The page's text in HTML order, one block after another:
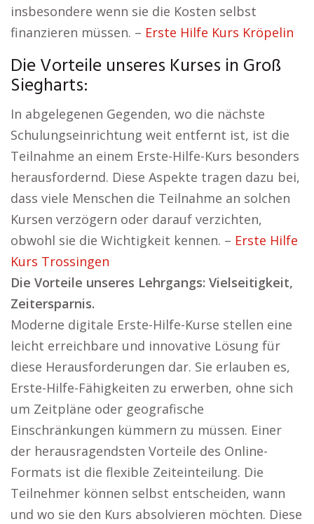
insbesondere wenn sie die Kosten selbst
finanzieren müssen. – Erste Hilfe Kurs Kröpelin
Die Vorteile unseres Kurses in Groß
Siegharts:
In abgelegenen Gegenden, wo die nächste
Schulungseinrichtung weit entfernt ist, ist die
Teilnahme an einem Erste-Hilfe-Kurs besonders
herausfordernd. Diese Aspekte tragen dazu bei,
dass viele Menschen die Teilnahme an solchen
Kursen verzögern oder darauf verzichten,
obwohl sie die Wichtigkeit kennen. – Erste Hilfe
Kurs Trossingen
Die Vorteile unseres Lehrgangs: Vielseitigkeit,
Zeitersparnis.
Moderne digitale Erste-Hilfe-Kurse stellen eine
leicht erreichbare und innovative Lösung für
diese Herausforderungen dar. Sie erlauben es,
Erste-Hilfe-Fähigkeiten zu erwerben, ohne sich
um Zeitpläne oder geografische
Einschränkungen kümmern zu müssen. Einer
der herausragendsten Vorteile des Online-
Formats ist die flexible Zeiteinteilung. Die
Teilnehmer können selbst entscheiden, wann
und wo sie den Kurs absolvieren möchten. Diese